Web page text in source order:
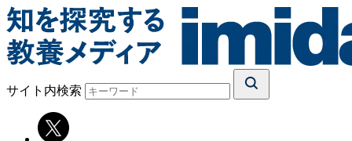
サイト内検索